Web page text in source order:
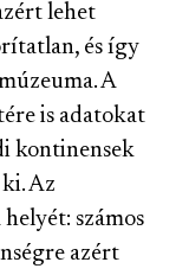
lehet
és így
A
is adatokat
kontinensek
Az
számos
azért